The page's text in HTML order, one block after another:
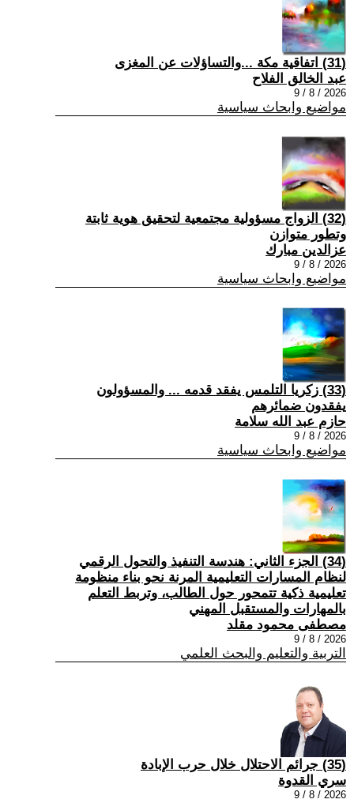
(31) اتفاقية مكة ...والتساؤلات عن المغزى
عبد الخالق الفلاح
2026 / 8 / 9
مواضيع وابحاث سياسية
(32) الزواج مسؤولية مجتمعية لتحقيق هوية ثابتة
وتطور متوازن
عزالدين مبارك
2026 / 8 / 9
مواضيع وابحاث سياسية
(33) زكريا التلمس يفقد قدمه ... والمسؤولون
يفقدون ضمائرهم
حازم عبد الله سلامة
2026 / 8 / 9
مواضيع وابحاث سياسية
(34) الجزء الثاني: هندسة التنفيذ والتحول الرقمي
لنظام المسارات التعليمية المرنة نحو بناء منظومة
تعليمية ذكية تتمحور حول الطالب، وتربط التعلم
بالمهارات والمستقبل المهني
مصطفى محمود مقلد
2026 / 8 / 9
التربية والتعليم والبحث العلمي
(35) جرائم الاحتلال خلال حرب الإبادة
سري القدوة
2026 / 8 / 9